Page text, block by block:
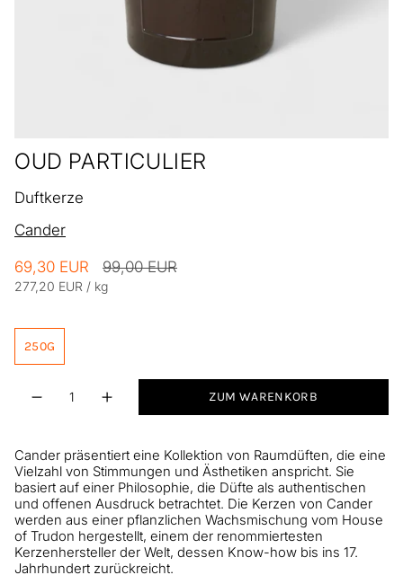
OUD PARTICULIER
Duftkerze
Cander
69,30 EUR
Regulärer
Preis
99,00 EUR
Einheitspreis
277,20 EUR /pro
kg
250G
ZUM WARENKORB
Cander präsentiert eine Kollektion von Raumdüften, die eine
Vielzahl von Stimmungen und Ästhetiken anspricht. Sie
basiert auf einer Philosophie, die Düfte als authentischen
und offenen Ausdruck betrachtet. Die Kerzen von Cander
werden aus einer pflanzlichen Wachsmischung vom House
of Trudon hergestellt, einem der renommiertesten
Kerzenhersteller der Welt, dessen Know-how bis ins 17.
Jahrhundert zurückreicht.